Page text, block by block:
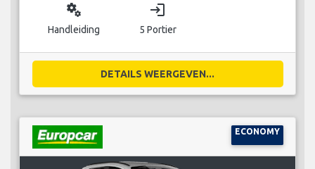
miscellaneous_services
Handleiding
login
5 Portier
DETAILS WEERGEVEN...
ECONOMY